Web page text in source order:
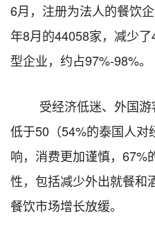
6月，注册为法人的餐饮
年8月的44058家，减少
型企业，约占97%-98%。
受经济低迷、外国
低于50（54%的泰国人对
响，消费更加谨慎，67%
性，包括减少外出就餐和
餐饮市场增长放缓。